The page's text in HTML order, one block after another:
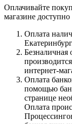
Оплачивайте
магазине
Оплата
интернет-
Оплата
помощью
странице
Оплата